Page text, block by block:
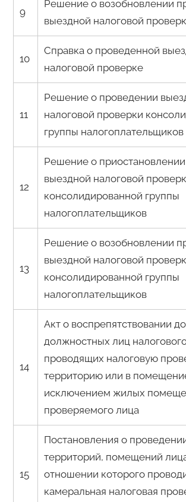
9
Решение о возобновлении
выездной налоговой
10
Справка о проведенной
налоговой проверке
11
Решение о проведении
налоговой проверки
группы налогоплательщиков
12
Решение о
выездной налоговой
консолидированной группы
налогоплательщиков
13
Решение о возобновлении
выездной налоговой
консолидированной группы
налогоплательщиков
14
Акт о воспрепятствовании
должностных лиц
проводящих налоговую
территорию или в
исключением жилых
проверяемого лица
15
Постановления о
территорий, помещений
отношении которого
камеральная налоговая